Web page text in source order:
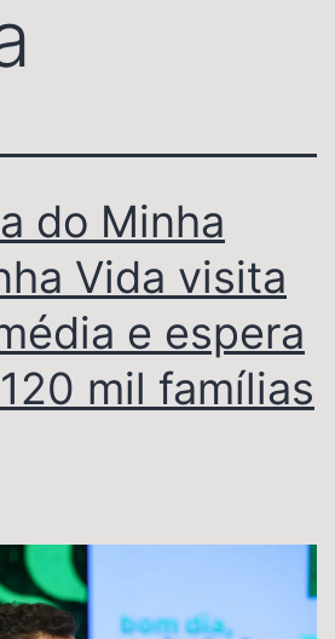
do Minha
Vida visita
e espera
mil famílias